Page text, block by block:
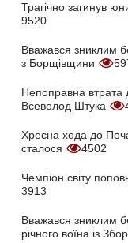
Трагічно загинув
9520
Вважався зниклим
з Борщівщини
Непоправна втрата
Всеволод Штука
Хресна хода до
сталося
4502
Чемпіон світу
3913
Вважався зниклим
річного воїна із